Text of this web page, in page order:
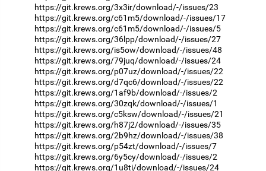
https://git.krews.org/3x3ir/download/-/issues/23
https://git.krews.org/c61m5/download/-/issues/17
https://git.krews.org/c61m5/download/-/issues/5
https://git.krews.org/36lpp/download/-/issues/27
https://git.krews.org/is5ow/download/-/issues/48
https://git.krews.org/79juq/download/-/issues/24
https://git.krews.org/p07uz/download/-/issues/22
https://git.krews.org/d7qc6/download/-/issues/22
https://git.krews.org/1af9b/download/-/issues/2
https://git.krews.org/30zqk/download/-/issues/1
https://git.krews.org/c5ksw/download/-/issues/21
https://git.krews.org/h87j2/download/-/issues/35
https://git.krews.org/2b9hz/download/-/issues/38
https://git.krews.org/p54zt/download/-/issues/7
https://git.krews.org/6y5cy/download/-/issues/2
https://git.krews.org/1u8ti/download/-/issues/24